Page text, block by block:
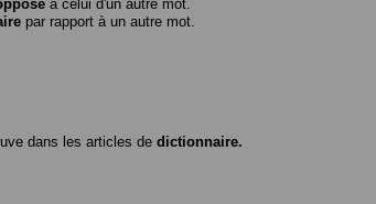
à celui d'un autre mot.
par rapport à un autre mot.
dans les articles de dictionnaire.